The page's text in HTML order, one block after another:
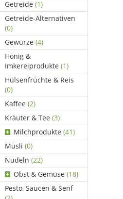
Getreide (1)
Getreide-Alternativen
(0)
Gewürze (4)
Honig &
Imkereiprodukte (1)
Hülsenfrüchte & Reis
(0)
Kaffee (2)
Kräuter & Tee (3)
Milchprodukte (41)
Müsli (0)
Nudeln (22)
Obst & Gemüse (18)
Pesto, Saucen & Senf